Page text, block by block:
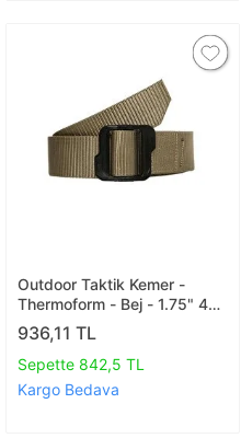
Outdoor Taktik Kemer -
Thermoform - Bej - 1.75" 44
Mm 110 Cm
936,11 TL
Sepette 842,5 TL
Kargo Bedava